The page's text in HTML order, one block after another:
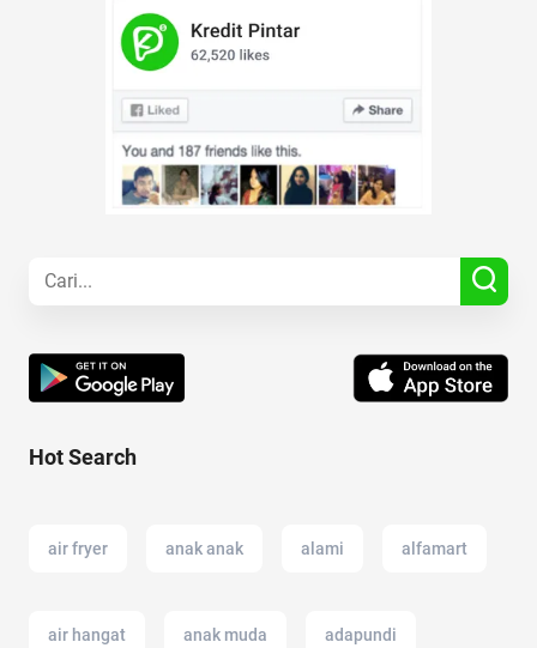
Hot Search
air fryer anak anak alami alfamart
air hangat anak muda adapundi